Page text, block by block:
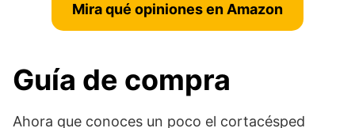
Mira qué opiniones en Amazon
Guía de compra
Ahora que conoces un poco el cortacésped